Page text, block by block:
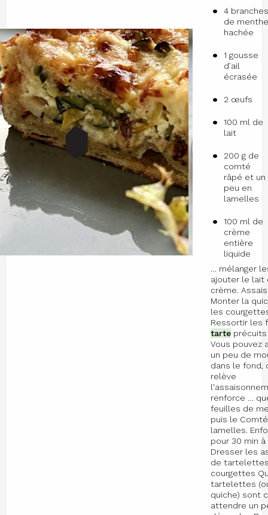
4
de
hachée
1 gousse
d’ail
écrasée
2 œufs
100 ml de
lait
200 g de
comté
râpé et un
peu en
lamelles
100 ml de
crème
entière
liquide
… mélanger
ajouter le lait
crème.
Monter la
les
Ressortir les
tarteprécuits
Vous pouvez
un peu de
dans le fond,
relève
renforce …
feuilles de
puis le
lamelles.
pour 30 min à
Dresser les
de
courgettes
tartelettes
quiche) sont
attendre un